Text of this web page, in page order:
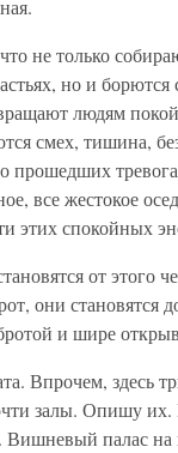
не только
но и
людям
смех, тишина,
прошедших
все жестокое
этих спокойных
от этого
они становятся
и шире
Впрочем, здесь
залы. Опишу их.
Вишневый палас